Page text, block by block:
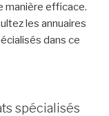
manière efficace.
les annuaires
dans ce
spécialisés